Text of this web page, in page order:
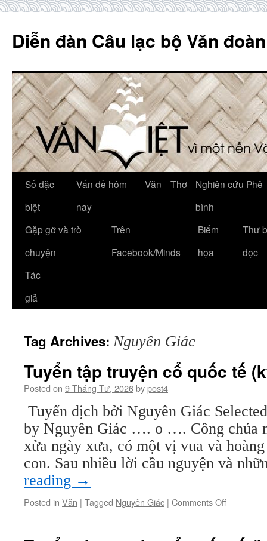
content
Diễn đàn Câu lạc bộ Văn
Số đặc
biệt
Vấn đề hôm
nay
Văn Thơ
Nghiên cứu Phê
bình
Gặp gỡ và trò
chuyện
Trên
Facebook/Minds
Biếm
họa
Thư
đọc
Tác
giả
Tag Archives: Nguyên Giác
Tuyển tập truyện cổ quốc tế
Posted on 9 Tháng Tư, 2026bypost4
Tuyển dịch bởi Nguyên Giác
by Nguyên Giác …. o …. Công chúa
xửa ngày xưa, có một vị vua và
con. Sau nhiều lời cầu nguyện và
reading →
Posted in Văn | Tagged Nguyên Giác | Comments Offon
truyện